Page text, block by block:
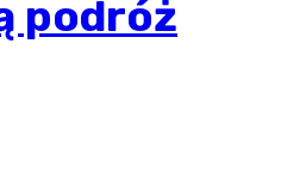
podróż